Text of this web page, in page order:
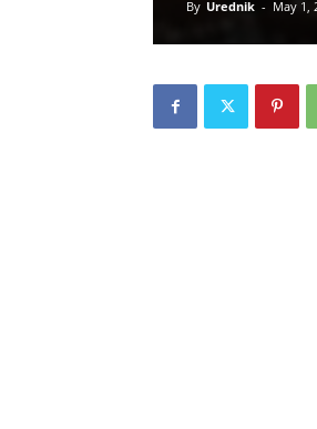
By Urednik - May 1,